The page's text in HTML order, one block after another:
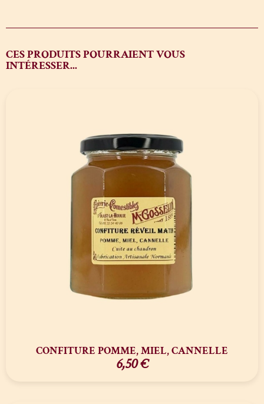
CES PRODUITS POURRAIENT VOUS
INTÉRESSER...
CONFITURE POMME, MIEL, CANNELLE
6,50€